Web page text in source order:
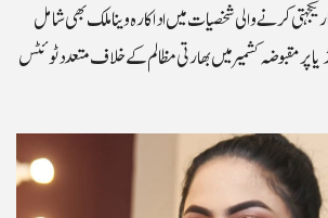
کرنے والی شخصیات میں اداکارہ وینا ملک بھی شامل
مقبوضہ کشمیر میں بھارتی مظالم کے خلاف متعدد ٹوئٹس